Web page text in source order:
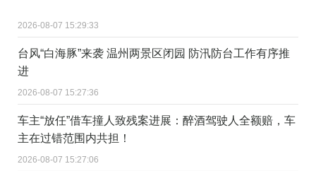
2026-08-07 15:29:33
台风“白海豚”来袭 温州两景区闭园 防汛防台工作有序推
进
2026-08-07 15:27:36
车主“放任”借车撞人致残案进展：醉酒驾驶人全额赔，车
主在过错范围内共担！
2026-08-07 15:27:06